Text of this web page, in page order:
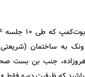
بوت‌کمپ
به ساختمان